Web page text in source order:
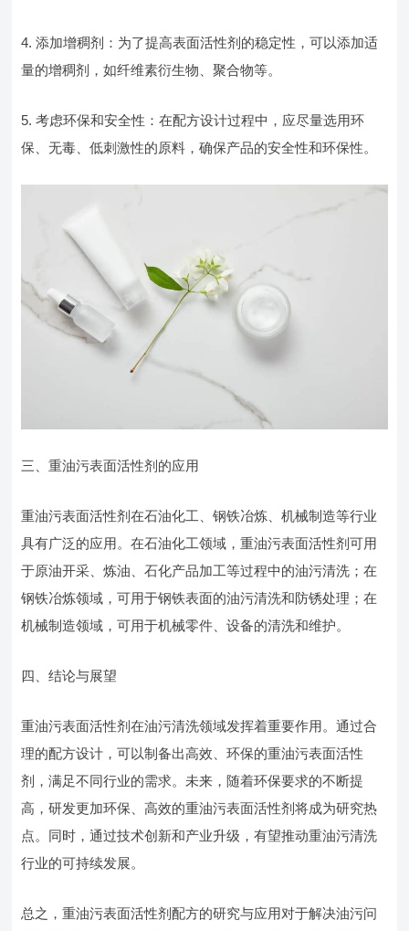
4. 添加增稠剂：为了提高表面活性剂的稳定性，可以添加适
量的增稠剂，如纤维素衍生物、聚合物等。
5. 考虑环保和安全性：在配方设计过程中，应尽量选用环
保、无毒、低刺激性的原料，确保产品的安全性和环保性。
三、重油污表面活性剂的应用
重油污表面活性剂在石油化工、钢铁冶炼、机械制造等行业
具有广泛的应用。在石油化工领域，重油污表面活性剂可用
于原油开采、炼油、石化产品加工等过程中的油污清洗；在
钢铁冶炼领域，可用于钢铁表面的油污清洗和防锈处理；在
机械制造领域，可用于机械零件、设备的清洗和维护。
四、结论与展望
重油污表面活性剂在油污清洗领域发挥着重要作用。通过合
理的配方设计，可以制备出高效、环保的重油污表面活性
剂，满足不同行业的需求。未来，随着环保要求的不断提
高，研发更加环保、高效的重油污表面活性剂将成为研究热
点。同时，通过技术创新和产业升级，有望推动重油污清洗
行业的可持续发展。
总之，重油污表面活性剂配方的研究与应用对于解决油污问